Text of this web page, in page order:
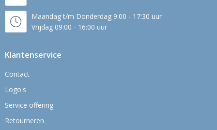
Maandag t/m Donderdag 9:00 - 17:30 uur
Vrijdag 09:00 - 16:00 uur
Klantenservice
Contact
Logo's
Service offering
Retourneren